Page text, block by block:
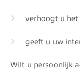
verhoogt u
geeft u uw
Wilt u persoonlijk